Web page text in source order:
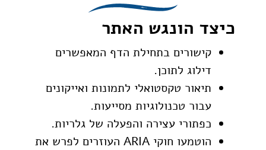
כיצד הונגש האתר
קישורים בתחילת הדף המאפשרים
דילוג לתוכן.
תיאור טקסטואלי לתמונות ואייקונים
עבור טכנולוגיות מסייעות.
כפתורי עצירה והפעלה של גלריות.
הוטמעו חוקי ARIA העוזרים לפרש את